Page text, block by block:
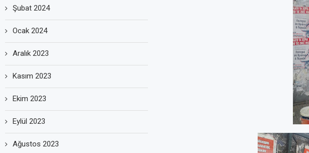
Şubat 2024
Ocak 2024
Aralık 2023
Kasım 2023
Ekim 2023
Eylül 2023
Ağustos 2023